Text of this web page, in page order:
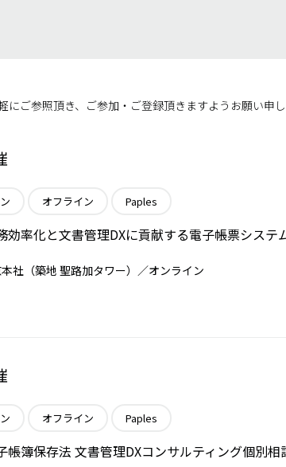
ご参照頂き、ご参加・ご登録頂きますようお願い申
オフライン Paples
効率化と文書管理DXに貢献する電子帳票システ
社（築地 聖路加タワー）／オンライン
オフライン Paples
帳簿保存法 文書管理DXコンサルティング個別相